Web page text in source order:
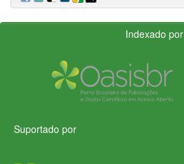
Indexado por
Suportado por